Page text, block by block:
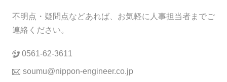
不明点・疑問点などあれば、お気軽に人事担当者までご
連絡ください。
0561-62-3611
soumu@nippon-engineer.co.jp